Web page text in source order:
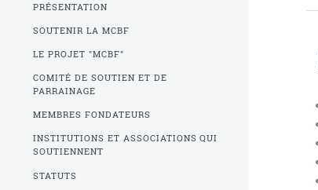
PRÉSENTATION
SOUTENIR LA MCBF
LE PROJET "MCBF"
COMITÉ DE SOUTIEN ET DE
PARRAINAGE
MEMBRES FONDATEURS
INSTITUTIONS ET ASSOCIATIONS QUI
SOUTIENNENT
STATUTS